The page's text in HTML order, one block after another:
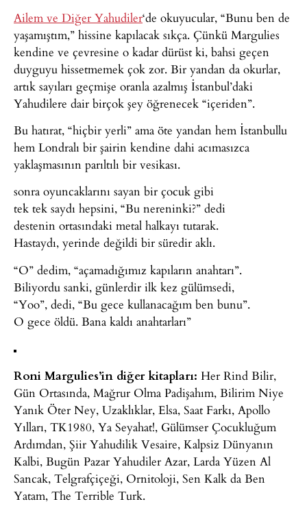
Ailem ve Diğer Yahudiler‘de okuyucular, “Bunu ben de
yaşamıştım,” hissine kapılacak sıkça. Çünkü Margulies
kendine ve çevresine o kadar dürüst ki, bahsi geçen
duyguyu hissetmemek çok zor. Bir yandan da okurlar,
artık sayıları geçmişe oranla azalmış İstanbul’daki
Yahudilere dair birçok şey öğrenecek “içeriden”.
Bu hatırat, “hiçbir yerli” ama öte yandan hem İstanbullu
hem Londralı bir şairin kendine dahi acımasızca
yaklaşmasının parıltılı bir vesikası.
sonra oyuncaklarını sayan bir çocuk gibi
tek tek saydı hepsini, “Bu nereninki?” dedi
destenin ortasındaki metal halkayı tutarak.
Hastaydı, yerinde değildi bir süredir aklı.
“O” dedim, “açamadığımız kapıların anahtarı”.
Biliyordu sanki, günlerdir ilk kez gülümsedi,
“Yoo”, dedi, “Bu gece kullanacağım ben bunu”.
O gece öldü. Bana kaldı anahtarları”
Roni Margulies’in diğer kitapları: Her Rind Bilir,
Gün Ortasında, Mağrur Olma Padişahım, Bilirim Niye
Yanık Öter Ney, Uzaklıklar, Elsa, Saat Farkı, Apollo
Yılları, TK1980, Ya Seyahat!, Gülümser Çocukluğum
Ardımdan, Şiir Yahudilik Vesaire, Kalpsiz Dünyanın
Kalbi, Bugün Pazar Yahudiler Azar, Larda Yüzen Al
Sancak, Telgrafçiçeği, Ornitoloji, Sen Kalk da Ben
Yatam, The Terrible Turk.